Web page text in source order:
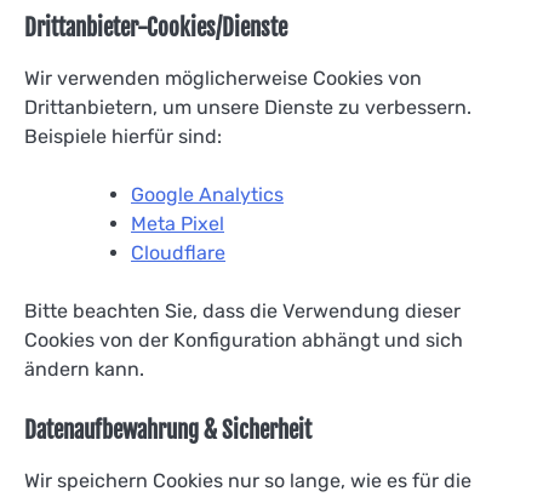
Drittanbieter-Cookies/Dienste
Wir verwenden möglicherweise Cookies von
Drittanbietern, um unsere Dienste zu verbessern.
Beispiele hierfür sind:
Google Analytics
Meta Pixel
Cloudflare
Bitte beachten Sie, dass die Verwendung dieser
Cookies von der Konfiguration abhängt und sich
ändern kann.
Datenaufbewahrung & Sicherheit
Wir speichern Cookies nur so lange, wie es für die